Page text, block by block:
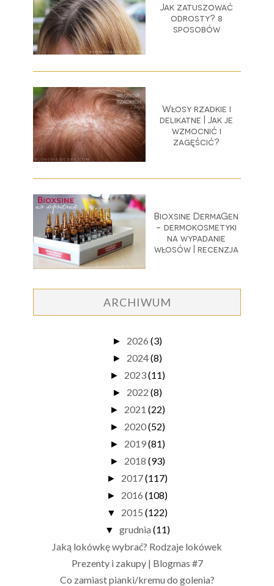
Jak zatuszować
odrosty? 8
sposobów
Włosy rzadkie i
delikatne | Jak je
wzmocnić i
zagęścić?
Bioxsine DermaGen
- dermokosmetyki
na wypadanie
włosów | recenzja
ARCHIWUM
► 2026 (3)
► 2024(8)
► 2023(11)
► 2022 (8)
► 2021 (22)
► 2020(52)
► 2019(81)
► 2018 (93)
► 2017(117)
► 2016 (108)
▼ 2015 (122)
▼ grudnia (11)
Jaką lokówkę wybrać? Rodzaje lokówek
Prezenty i zakupy | Blogmas #7
Co zamiast pianki/kremu do golenia?